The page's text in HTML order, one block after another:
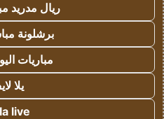
ريال مدريد
برشلونة
مباريات
يلا
live